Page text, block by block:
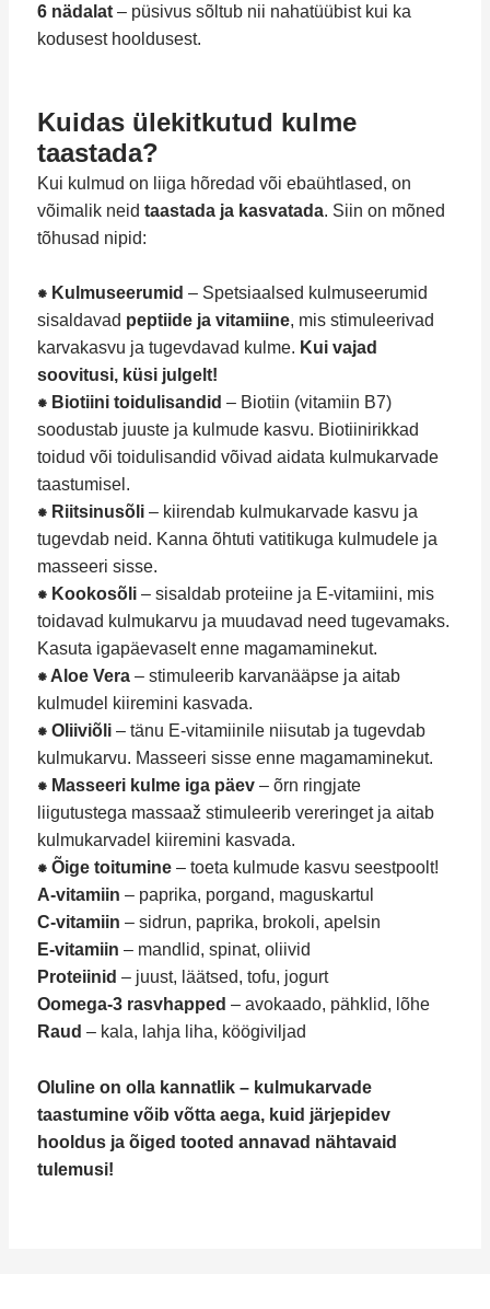
6 nädalat– püsivus sõltub nii nahatüübist kui ka
kodusest hooldusest.
Kuidas ülekitkutud kulme
taastada?
Kui kulmud on liiga hõredad või ebaühtlased, on
võimalik neid taastada ja kasvatada. Siin on mõned
tõhusad nipid:
⁕ Kulmuseerumid – Spetsiaalsed kulmuseerumid
sisaldavad peptiide ja vitamiine, mis stimuleerivad
karvakasvu ja tugevdavad kulme. Kui vajad
soovitusi, küsi julgelt!
⁕ Biotiini toidulisandid – Biotiin (vitamiin B7)
soodustab juuste ja kulmude kasvu. Biotiinirikkad
toidud või toidulisandid võivad aidata kulmukarvade
taastumisel.
⁕ Riitsinusõli– kiirendab kulmukarvade kasvu ja
tugevdab neid. Kanna õhtuti vatitikuga kulmudele ja
masseeri sisse.
⁕ Kookosõli– sisaldab proteiine ja E-vitamiini, mis
toidavad kulmukarvu ja muudavad need tugevamaks.
Kasuta igapäevaselt enne magamaminekut.
⁕ Aloe Vera– stimuleerib karvanääpse ja aitab
kulmudel kiiremini kasvada.
⁕ Oliiviõli– tänu E-vitamiinile niisutab ja tugevdab
kulmukarvu. Masseeri sisse enne magamaminekut.
⁕ Masseeri kulme iga päev– õrn ringjate
liigutustega massaaž stimuleerib vereringet ja aitab
kulmukarvadel kiiremini kasvada.
⁕ Õige toitumine– toeta kulmude kasvu seestpoolt!
A-vitamiin – paprika, porgand, maguskartul
C-vitamiin – sidrun, paprika, brokoli, apelsin
E-vitamiin – mandlid, spinat, oliivid
Proteiinid – juust, läätsed, tofu, jogurt
Oomega-3 rasvhapped – avokaado, pähklid, lõhe
Raud – kala, lahja liha, köögiviljad
Oluline on olla kannatlik – kulmukarvade
taastumine võib võtta aega, kuid järjepidev
hooldus ja õiged tooted annavad nähtavaid
tulemusi!